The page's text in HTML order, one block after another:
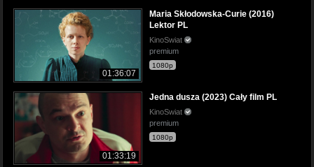
01:36:07
Maria Skłodowska-Curie (2016)
Lektor PL
KinoSwiat
premium
1080p
01:33:19
Jedna dusza (2023) Cały film PL
KinoSwiat
premium
1080p